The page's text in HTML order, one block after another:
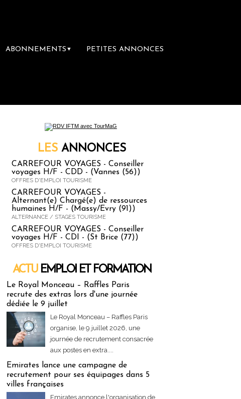
ABONNEMENTS ▼ PETITES ANNONCES
librairie du voyage
LES ANNONCES
CARREFOUR VOYAGES - Conseiller
voyages H/F - CDD - (Vannes (56))
OFFRES D'EMPLOI TOURISME
CARREFOUR VOYAGES -
Alternant(e) Chargé(e) de ressources
humaines H/F - (Massy/Evry (91))
ALTERNANCE / STAGES TOURISME
CARREFOUR VOYAGES - Conseiller
voyages H/F - CDI - (St Brice (77))
OFFRES D'EMPLOI TOURISME
ACTU EMPLOI ET FORMATION
Le Royal Monceau – Raffles Paris
recrute des extras lors d'une journée
dédiée le 9 juillet
Le Royal Monceau – Raffles Paris
organise, le 9 juillet 2026, une
journée de recrutement consacrée
aux postes en extra....
Emirates lance une campagne de
recrutement pour ses équipages dans 5
villes françaises
Emirates annonce l'organisation de